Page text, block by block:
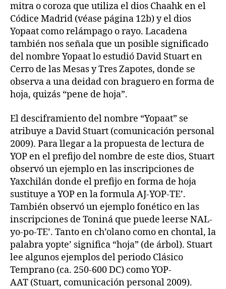
mitra o coroza que utiliza el dios Chaahk en el
Códice Madrid (véase página 12b) y el dios
Yopaat como relámpago o rayo. Lacadena
también nos señala que un posible significado
del nombre Yopaat lo estudió David Stuart en
Cerro de las Mesas y Tres Zapotes, donde se
observa a una deidad con braguero en forma de
hoja, quizás “pene de hoja”.
El desciframiento del nombre “Yopaat” se
atribuye a David Stuart (comunicación personal
2009). Para llegar a la propuesta de lectura de
YOP en el prefijo del nombre de este dios, Stuart
observó un ejemplo en las inscripciones de
Yaxchilán donde el prefijo en forma de hoja
sustituye a YOP en la formula AJ-YOP-TE’.
También observó un ejemplo fonético en las
inscripciones de Toniná que puede leerse NAL-
yo-po-TE’. Tanto en ch’olano como en chontal, la
palabra yopte’ significa “hoja” (de árbol). Stuart
lee algunos ejemplos del periodo Clásico
Temprano (ca. 250-600 DC) como YOP-
AAT (Stuart, comunicación personal 2009).